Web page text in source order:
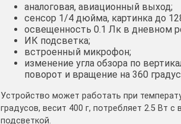
аналоговая, авиационный выход;
сенсор 1/4 дюйма, картинка до
освещенность 0.1 Лк в дневном
ИК подсветка;
встроенный микрофон;
изменение угла обзора по
поворот и вращение на 360
Устройство может работать при
градусов, весит 400 г, потребляет 2.5 Вт с
подсветкой.